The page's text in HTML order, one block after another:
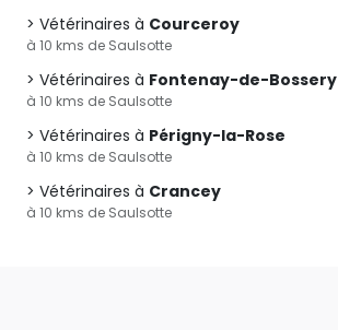
Vétérinaires à Courceroy
à 10 kms de Saulsotte
Vétérinaires à Fontenay-de-Bossery
à 10 kms de Saulsotte
Vétérinaires à Périgny-la-Rose
à 10 kms de Saulsotte
Vétérinaires à Crancey
à 10 kms de Saulsotte